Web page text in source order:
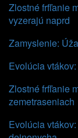
Zlostné frfľanie
vyzerajú naprd
Zamyslenie:
Evolúcia
Zlostné frfľanie
zemetraseniach
Evolúcia